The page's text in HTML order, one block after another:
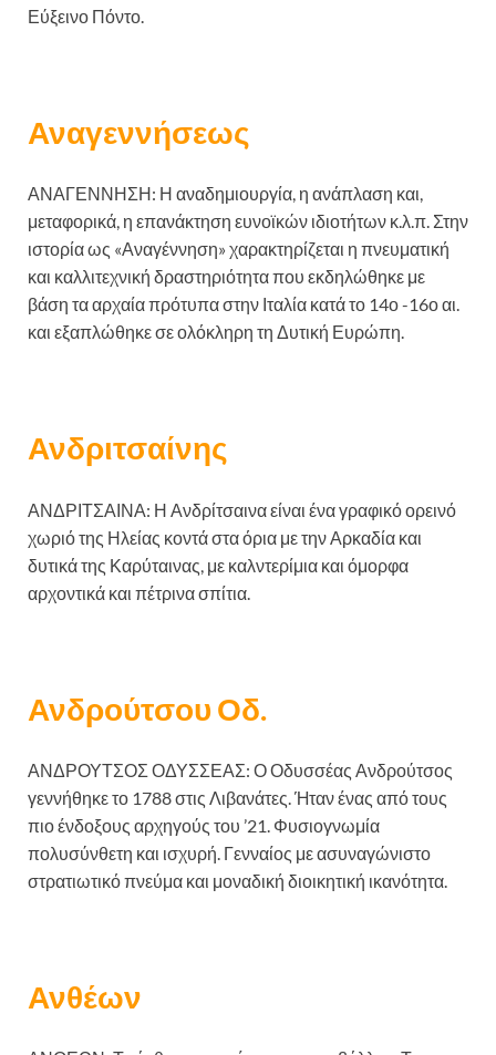
Εύξεινο Πόντο.
Αναγεννήσεως
ΑΝΑΓΕΝΝΗΣΗ: Η αναδημιουργία, η ανάπλαση και,
μεταφορικά, η επανάκτηση ευνοϊκών ιδιοτήτων κ.λ.π. Στην
ιστορία ως «Αναγέννηση» χαρακτηρίζεται η πνευματική
και καλλιτεχνική δραστηριότητα που εκδηλώθηκε με
βάση τα αρχαία πρότυπα στην Ιταλία κατά το 14ο -16ο αι.
και εξαπλώθηκε σε ολόκληρη τη Δυτική Ευρώπη.
Ανδριτσαίνης
ΑΝΔΡΙΤΣΑΙΝΑ: Η Ανδρίτσαινα είναι ένα γραφικό ορεινό
χωριό της Ηλείας κοντά στα όρια με την Αρκαδία και
δυτικά της Καρύταινας, με καλντερίμια και όμορφα
αρχοντικά και πέτρινα σπίτια.
Ανδρούτσου Οδ.
ΑΝΔΡΟΥΤΣΟΣ ΟΔΥΣΣΕΑΣ: Ο Οδυσσέας Ανδρούτσος
γεννήθηκε το 1788 στις Λιβανάτες. Ήταν ένας από τους
πιο ένδοξους αρχηγούς του ’21. Φυσιογνωμία
πολυσύνθετη και ισχυρή. Γενναίος με ασυναγώνιστο
στρατιωτικό πνεύμα και μοναδική διοικητική ικανότητα.
Ανθέων